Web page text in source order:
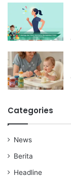
Categories
News
Berita
Headline